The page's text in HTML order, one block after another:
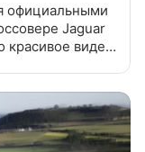
официальными
Jaguar
красивое видео.